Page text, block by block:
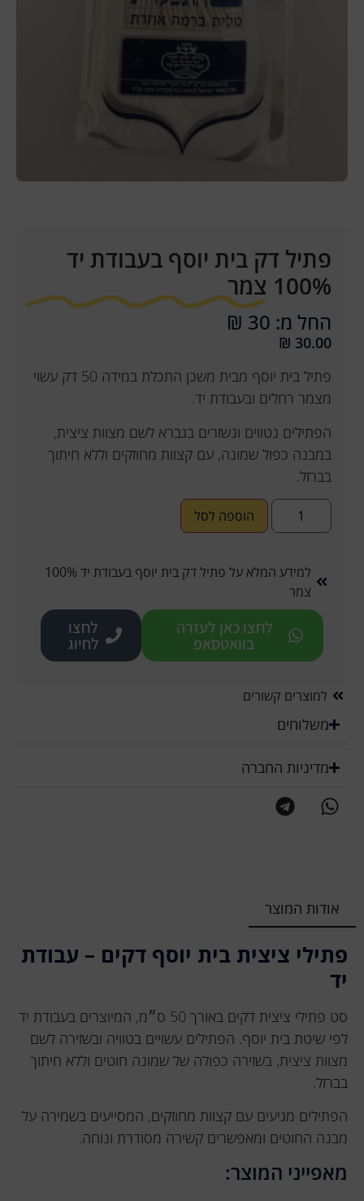
פתיל דק בית יוסף בעבודת יד
100% צמר
החל מ: 30 ₪
₪ 30.00
פתיל בית יוסף מבית משכן התכלת במידה 50 דק עשוי
מצמר רחלים ובעבודת יד.
הפתילים נטווים ונשזרים בגברא לשם מצוות ציצית,
במבנה כפול שמונה, עם קצוות מחוזקים וללא חיתוך
בברזל.
הוספה לסל
למידע המלא על פתיל דק בית יוסף בעבודת יד 100%
צמר
לחצו כאן לעזרה
בוואטסאפ
לחצו
לחיוג
למוצרים קשורים
משלוחים
מדיניות החברה
אודות המוצר
פתילי ציצית בית יוסף דקים – עבודת
יד
סט פתילי ציצית דקים באורך 50 ס״מ, המיוצרים בעבודת יד
לפי שיטת בית יוסף. הפתילים עשויים בטוויה ובשזירה לשם
מצוות ציצית, בשזירה כפולה של שמונה חוטים וללא חיתוך
בברזל.
הפתילים מגיעים עם קצוות מחוזקים, המסייעים בשמירה על
מבנה החוטים ומאפשרים קשירה מסודרת ונוחה.
מאפייני המוצר: